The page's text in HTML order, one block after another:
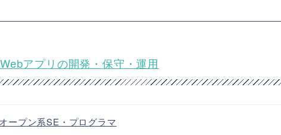
アプリの開発・保守・運用
オープン系SE・プログラマ